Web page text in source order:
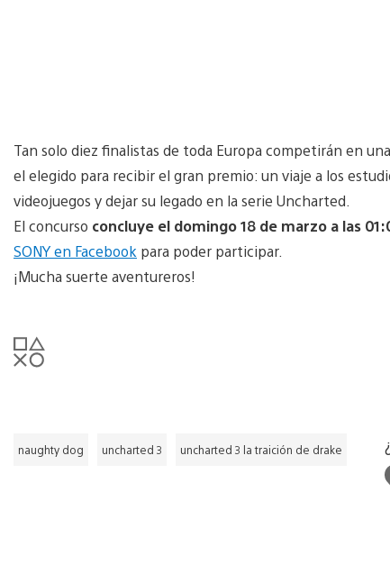
Tan solo diez finalistas de toda Europa competirán en
el elegido para recibir el gran premio: un viaje a los
videojuegos y dejar su legado en la serie Uncharted.
El concurso concluye el domingo 18 de marzo a las
SONY en Facebook para poder participar.
¡Mucha suerte aventureros!
naughty dog uncharted 3 uncharted 3 la traición de drake